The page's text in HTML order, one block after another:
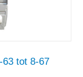
63 tot 8-67